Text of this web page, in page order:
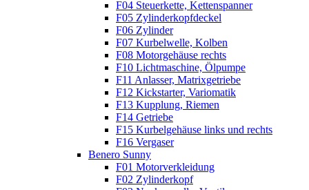
F04 Steuerkette, Kettenspanner
F05 Zylinderkopfdeckel
F06 Zylinder
F07 Kurbelwelle, Kolben
F08 Motorgehäuse rechts
F10 Lichtmaschine, Ölpumpe
F11 Anlasser, Matrixgetriebe
F12 Kickstarter, Variomatik
F13 Kupplung, Riemen
F14 Getriebe
F15 Kurbelgehäuse links und rechts
F16 Vergaser
Benero Sunny
F01 Motorverkleidung
F02 Zylinderkopf